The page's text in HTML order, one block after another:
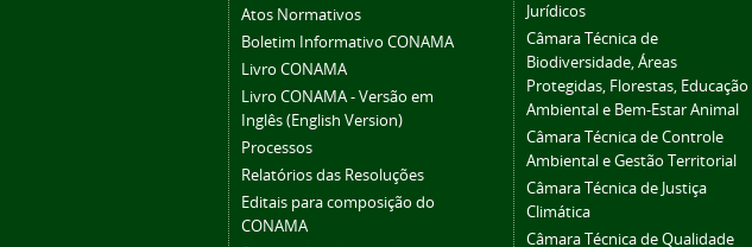
Atos Normativos
Boletim Informativo CONAMA
Livro CONAMA
Livro CONAMA - Versão em
Inglês (English Version)
Processos
Relatórios das Resoluções
Editais para composição do
CONAMA
Jurídicos
Câmara Técnica de
Biodiversidade, Áreas
Protegidas, Florestas, Educação
Ambiental e Bem-Estar Animal
Câmara Técnica de Controle
Ambiental e Gestão Territorial
Câmara Técnica de Justiça
Climática
Câmara Técnica de Qualidade